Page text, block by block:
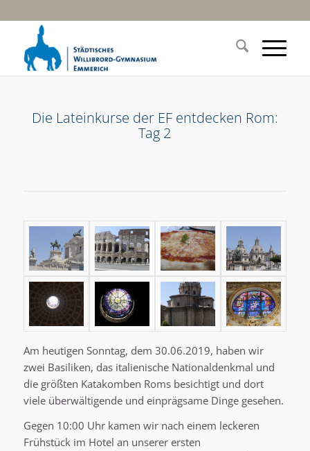
Die Lateinkurse der EF entdecken Rom:
Tag 2
Am heutigen Sonntag, dem 30.06.2019, haben wir
zwei Basiliken, das italienische Nationaldenkmal und
die größten Katakomben Roms besichtigt und dort
viele überwältigende und einprägsame Dinge gesehen.
Gegen 10:00 Uhr kamen wir nach einem leckeren
Frühstück im Hotel an unserer ersten